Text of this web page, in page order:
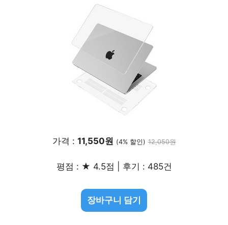
가격 : 11,550원 (4% 할인) 12,050원
평점 : ★ 4.5점 | 후기 : 485건
장바구니 담기